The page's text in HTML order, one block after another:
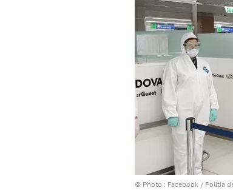
© Photo : Facebook / Poliţia